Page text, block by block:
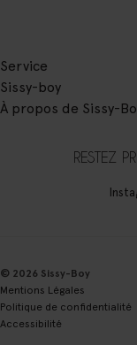
Service
Sissy-boy
À propos de Sissy-
RESTEZ
© 2026 Sissy-Boy
Mentions Légales
Politique de confidentialité
Accessibilité